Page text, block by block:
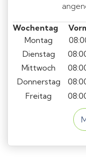
Wochentag
Montag
Dienstag
Mittwoch
Donnerstag
Freitag